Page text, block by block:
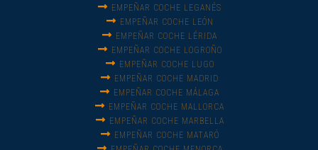
EMPEÑAR COCHE LEGANÉS
EMPEÑAR COCHE LEÓN
EMPEÑAR COCHE LÉRIDA
EMPEÑAR COCHE LOGROÑO
EMPEÑAR COCHE LUGO
EMPEÑAR COCHE MADRID
EMPEÑAR COCHE MÁLAGA
EMPEÑAR COCHE MALLORCA
EMPEÑAR COCHE MARBELLA
EMPEÑAR COCHE MATARÓ